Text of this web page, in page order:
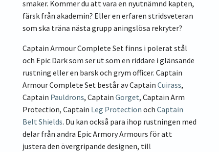
smaker. Kommer du att vara en nyutnämnd kapten,
färsk från akademin? Eller en erfaren stridsveteran
som ska träna nästa grupp aningslösa rekryter?
Captain Armour Complete Set finns i polerat stål
och Epic Dark som ser ut som en riddare i glänsande
rustning eller en barsk och grym officer. Captain
Armour Complete Set består av Captain Cuirass,
Captain Pauldrons, Captain Gorget, Captain Arm
Protection, Captain Leg Protection och Captain
Belt Shields. Du kan också para ihop rustningen med
delar från andra Epic Armory Armours för att
justera den övergripande designen, till